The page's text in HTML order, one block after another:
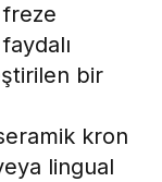
bir
kron
lingual